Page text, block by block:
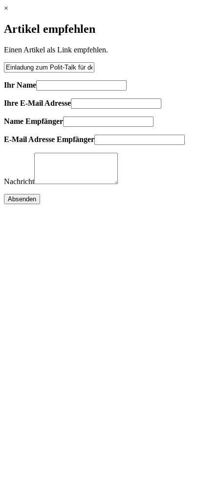
×
Artikel empfehlen
Einen Artikel als Link empfehlen.
Ihr Name
Ihre E-Mail Adresse
Name Empfänger
E-Mail Adresse Empfänger
Nachricht